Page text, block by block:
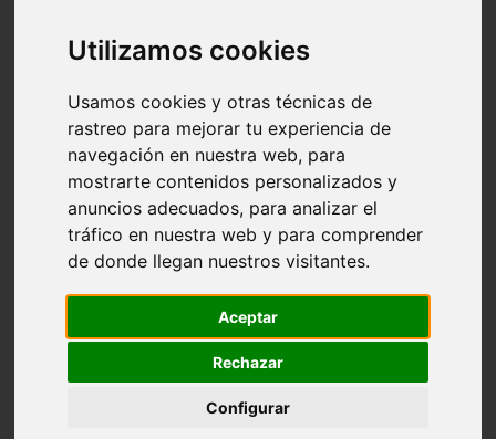
Utilizamos cookies
Usamos cookies y otras técnicas de
rastreo para mejorar tu experiencia de
navegación en nuestra web, para
mostrarte contenidos personalizados y
anuncios adecuados, para analizar el
tráfico en nuestra web y para comprender
de donde llegan nuestros visitantes.
Aceptar
Rechazar
Configurar
Málaga - nerja
Girona - blanes
Málaga - marbella
Asturias - gijón
Girona - figueres
Alicante - santa-pola
Almería - roquetas-de-mar
Girona - tossa-de-mar
Barcelona - sant-cugat-del-vallès
Alicante - l39alfàs-del-pi
Barcelona - vilanova-i-la-geltrú
Castellón - peñíscola
Illes-balears - sant-josep-de-sa-talaia